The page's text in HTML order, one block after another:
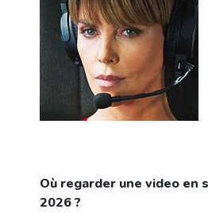
Où regarder une video en
2026 ?